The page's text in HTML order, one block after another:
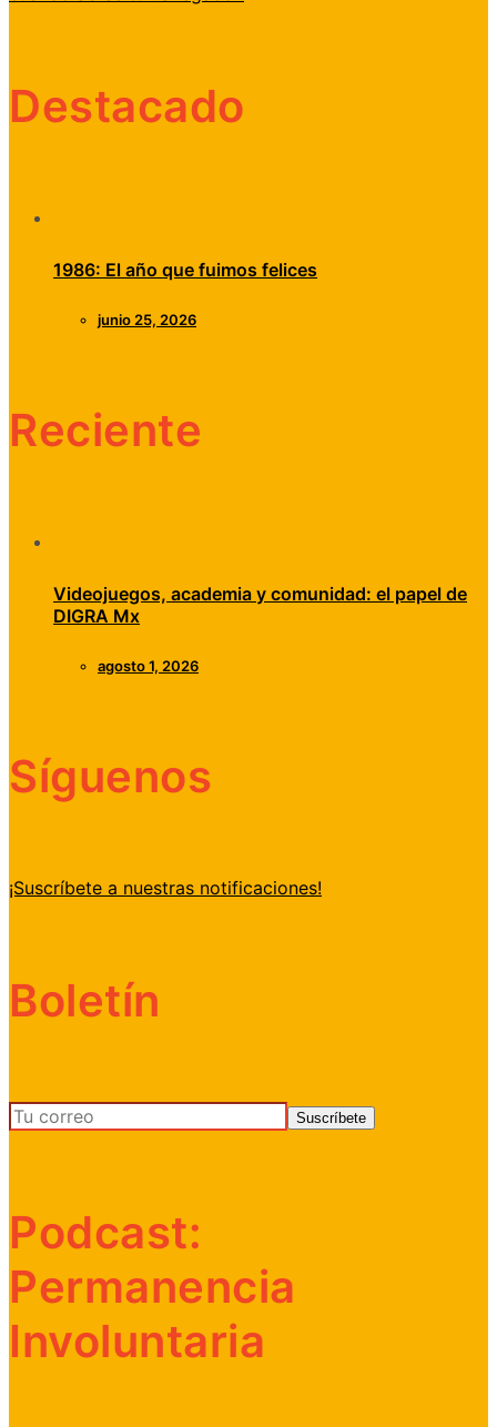
Destacado
1986: El año que fuimos felices
junio 25, 2026
Reciente
Videojuegos, academia y comunidad: el papel de
DIGRA Mx
agosto 1, 2026
Síguenos
¡Suscríbete a nuestras notificaciones!
Boletín
Podcast:
Permanencia
Involuntaria